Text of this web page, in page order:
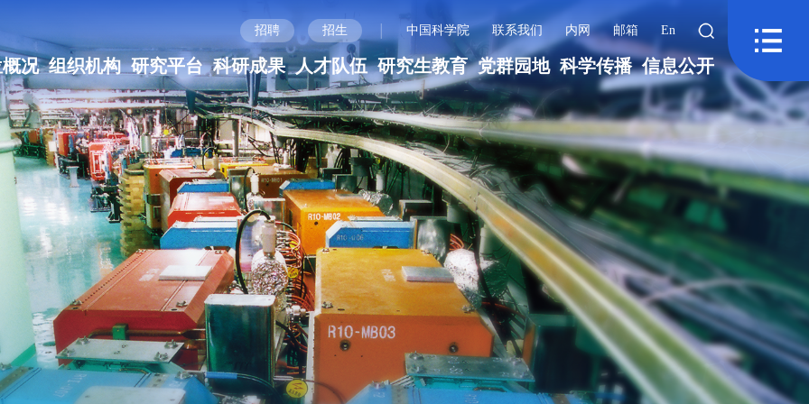
招聘 招生 | 中国科学院 联系我们 内网 邮箱 En
况 组织机构 研究平台 科研成果 人才队伍 研究生教育 党群园地 科学传播 信息公开